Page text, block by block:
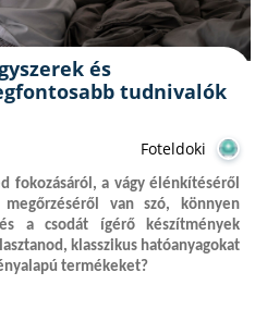
és
tudnivalók
Foteldoki
fokozásáról, a vágy élénkítéséről
van szó, könnyen
a csodát ígérő készítmények
klasszikus hatóanyagokat
termékeket?